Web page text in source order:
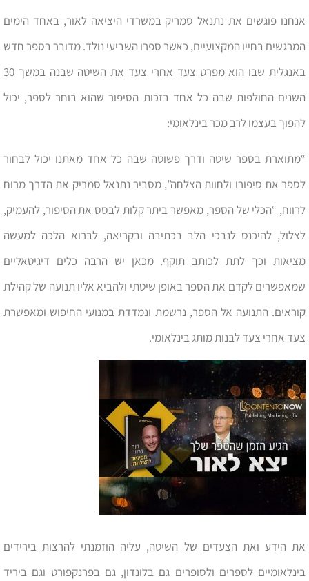
אנחנו פוגשים את נתנאל סמריק במשרדי היציאה לאור, באחד הימים
המרגשים בחייו המקצועיים, כאשר ספרו השביעי נולד. מדובר בספר חדש
באנגלית שבו הוא מפרט צעד אחרי צעד את השיטה שבנה במשך 30
השנים החולפות שבה כל אחד בזכות הסיפור שהוא בוחר לספר, יכול
להפוך בעצמו לרב מכר בינלאומי:
“מתוארת בספר שיטה ודרך פשוטה שבה כל אחד מאתנו יכול לבחור
לספר את סיפורו ולחוות הצלחה”, מסביר נתנאל סמריק את הדרך מרוח
לרווח, “הכלי של הספר, מאפשר ביתר קלות לבסס את הסיפור, להעמיק,
לצלול, להיכנס לנבכי הלב בכתיבה ובקריאה, לברוא הלכה למעשה
מציאות וכך לתת לכותב תוקף. מכאן יש הרבה כלים דיגיטאליים
שמאפשרים לקדם את הספר באופן שיטתי ולהביא אליו תנועה של קהילת
קוראים. התנועה אל הספר, נרשמת ונמדדת במנועי החיפוש ומאפשרת
צעד אחרי צעד לבנות מותג בינלאומי.
את הידע ואת הצעדים של השיטה, עליה הוזמנתי להרצות בירידים
בינלאומיים לספרים ולסופרים גם בלונדון, גם בפרנקפורט וגם ביריד